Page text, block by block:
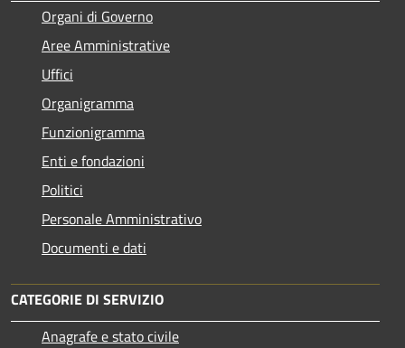
Organi di Governo
Aree Amministrative
Uffici
Organigramma
Funzionigramma
Enti e fondazioni
Politici
Personale Amministrativo
Documenti e dati
CATEGORIE DI SERVIZIO
Anagrafe e stato civile